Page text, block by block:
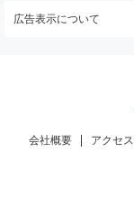
広告表示について
会社概要 アクセス